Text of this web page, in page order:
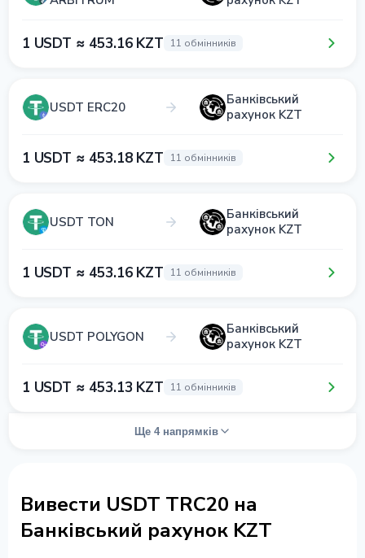
1 USDT ≈ 453.16 KZT 11 обмінників
USDT ERC20
Банківський
рахунок KZT
1 USDT ≈ 453.18 KZT 11 обмінників
USDT TON
Банківський
рахунок KZT
1 USDT ≈ 453.16 KZT 11 обмінників
USDT POLYGON
Банківський
рахунок KZT
1 USDT ≈ 453.13 KZT 11 обмінників
Ще 4 напрямків
Вивести USDT TRC20 на
Банківський рахунок KZT